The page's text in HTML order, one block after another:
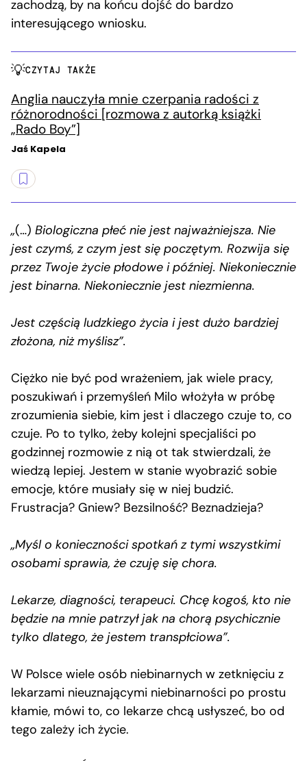
zachodzą, by na końcu dojść do bardzo
interesującego wniosku.
CZYTAJ TAKŻE
Anglia nauczyła mnie czerpania radości z
różnorodności [rozmowa z autorką książki
„Rado Boy”]
Jaś Kapela
„(…) Biologiczna płeć nie jest najważniejsza. Nie
jest czymś, z czym jest się poczętym. Rozwija się
przez Twoje życie płodowe i później. Niekoniecznie
jest binarna. Niekoniecznie jest niezmienna.
Jest częścią ludzkiego życia i jest dużo bardziej
złożona, niż myślisz”.
Ciężko nie być pod wrażeniem, jak wiele pracy,
poszukiwań i przemyśleń Milo włożyła w próbę
zrozumienia siebie, kim jest i dlaczego czuje to, co
czuje. Po to tylko, żeby kolejni specjaliści po
godzinnej rozmowie z nią ot tak stwierdzali, że
wiedzą lepiej. Jestem w stanie wyobrazić sobie
emocje, które musiały się w niej budzić.
Frustracja? Gniew? Bezsilność? Beznadzieja?
„Myśl o konieczności spotkań z tymi wszystkimi
osobami sprawia, że czuję się chora.
Lekarze, diagności, terapeuci. Chcę kogoś, kto nie
będzie na mnie patrzył jak na chorą psychicznie
tylko dlatego, że jestem transpłciowa”.
W Polsce wiele osób niebinarnych w zetknięciu z
lekarzami nieuznającymi niebinarności po prostu
kłamie, mówi to, co lekarze chcą usłyszeć, bo od
tego zależy ich życie.